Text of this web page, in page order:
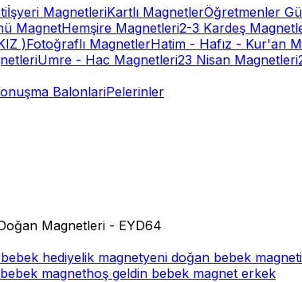
İşyeri MagnetleriKartlı MagnetlerÖğretmenler
MagnetHemşire Magnetleri2-3 Kardeş
)Fotoğraflı MagnetlerHatim - Hafız - Kur'an
Umre - Hac Magnetleri23 Nisan Magnetleri
BalonlariPelerinler
Magnetleri - EYD64
hediyelik magnetyeni doğan bebek magneti
magnethoş geldin bebek magnet erkek